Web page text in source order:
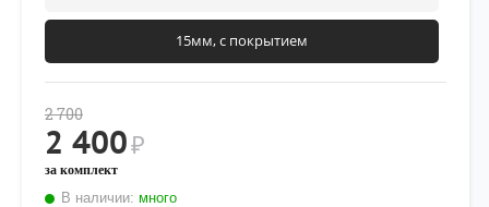
15мм, с покрытием
2 700
2 400₽
за комплект
В наличии: много